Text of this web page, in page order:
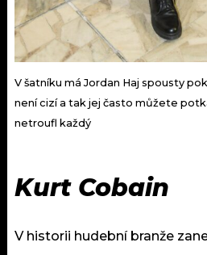
V šatníku má Jordan Haj spousty
není cizí a tak jej často můžete
netroufl každý
Kurt Cobain
V historii hudební branže